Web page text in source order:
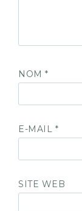
NOM*
E-MAIL *
SITE WEB